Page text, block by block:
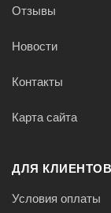
Отзывы
Новости
Контакты
Карта сайта
ДЛЯ КЛИЕНТОВ
Условия оплаты